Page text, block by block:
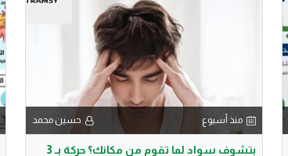
منذ أسبوع حسين محمد
بتشوف سواد لما تقوم من مكانك؟ حركة بـ 3